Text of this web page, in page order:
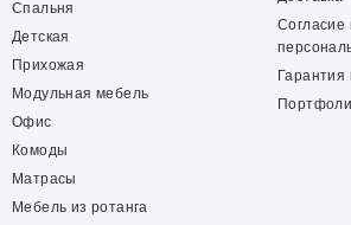
Спальня
Детская
Прихожая
Модульная мебель
Офис
Комоды
Матрасы
Мебель из ротанга
Согласие
Гарантия